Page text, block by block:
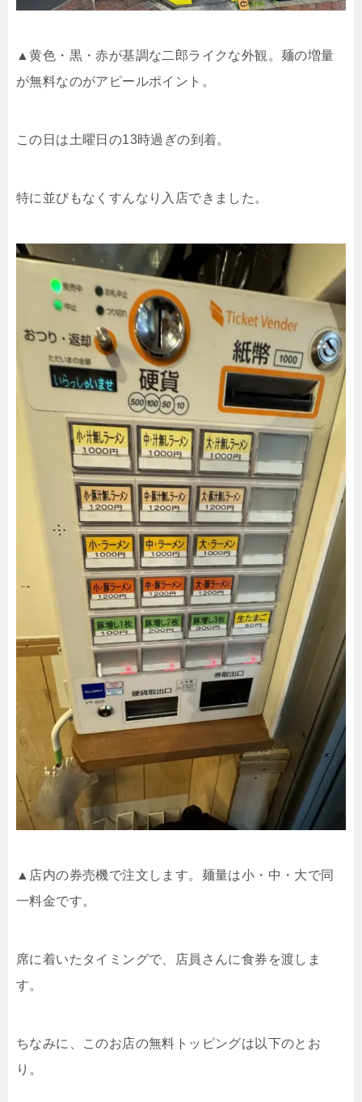
▲黄色・黒・赤が基調な二郎ライクな外観。麺の増量
が無料なのがアピールポイント。
この日は土曜日の13時過ぎの到着。
特に並びもなくすんなり入店できました。
▲店内の券売機で注文します。麺量は小・中・大で同
一料金です。
席に着いたタイミングで、店員さんに食券を渡しま
す。
ちなみに、このお店の無料トッピングは以下のとお
り。